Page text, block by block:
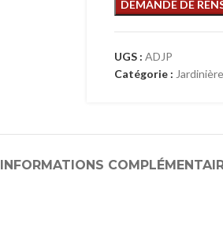
UGS : ADJP
Catégorie : Jardinière
INFORMATIONS